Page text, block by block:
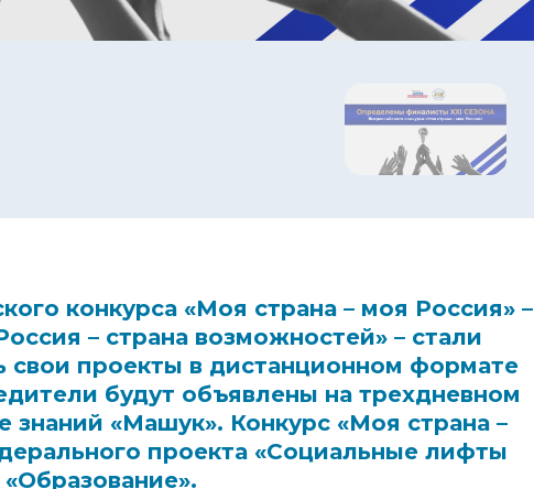
конкурса «Моя страна – моя Россия» –
– страна возможностей» – стали
проекты в дистанционном формате
будут объявлены на трехдневном
знаний «Машук». Конкурс «Моя страна –
проекта «Социальные лифты